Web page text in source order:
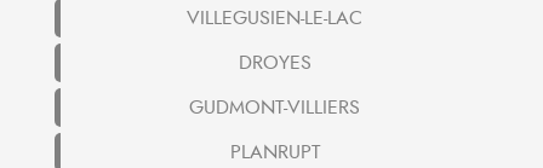
VILLEGUSIEN-LE-LAC
DROYES
GUDMONT-VILLIERS
PLANRUPT